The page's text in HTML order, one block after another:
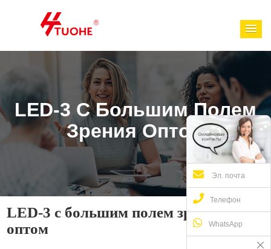
LED-3 С Большим Полем
Зрения Оптом
LED-3 с большим полем зрения
оптом
Эл. почта
Телефон
WhatsApp